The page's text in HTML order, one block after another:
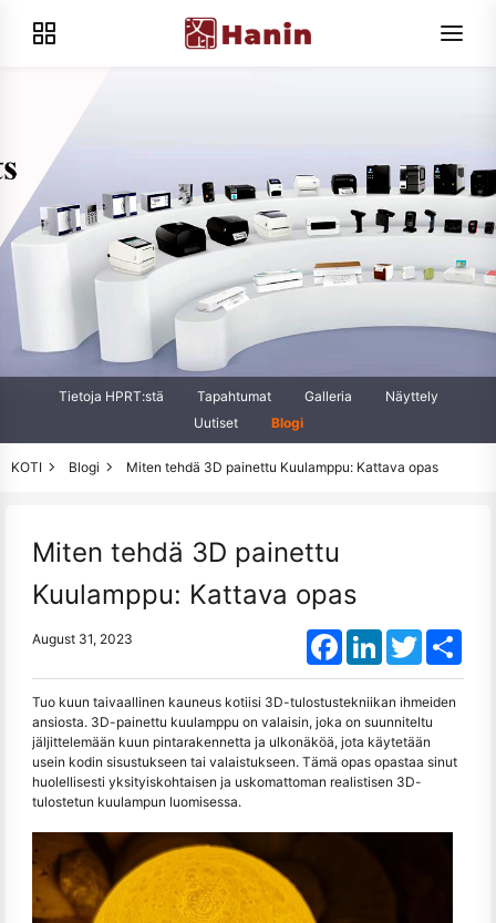
Tietoja HPRT:stä Tapahtumat Galleria
Näyttely
Uutiset
Blogi
KOTI Blogi Miten tehdä 3D painettu Kuulamppu: Kattava opas
Miten tehdä 3D painettu
Kuulamppu: Kattava opas
August 31, 2023 FacebookLinkedInTwitter
Tuo kuun taivaallinen kauneus kotiisi 3D-tulostustekniikan ihmeiden
ansiosta. 3D-painettu kuulamppu on valaisin, joka on suunniteltu
jäljittelemään kuun pintarakennetta ja ulkonäköä, jota käytetään
usein kodin sisustukseen tai valaistukseen. Tämä opas opastaa sinut
huolellisesti yksityiskohtaisen ja uskomattoman realistisen 3D-
tulostetun kuulampun luomisessa.